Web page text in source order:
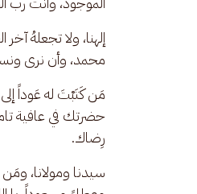
إلهنا، ولا تجعلهُ
محمد، وأن نرى
مَن كَتَبْتَ له عَوداً
حضرتك في عافية
رِضاك.
سيدنا ومولانا،